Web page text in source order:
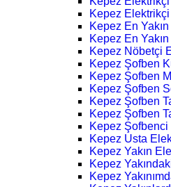
Kepez
Kepez En
Kepez En
Kepez Nöbetçi
Kepez Şofben
Kepez Şofben
Kepez Şofben
Kepez Şofben
Kepez Şofben
Kepez Şofbenci
Kepez Usta
Kepez Yakın
Kepez
Kepez